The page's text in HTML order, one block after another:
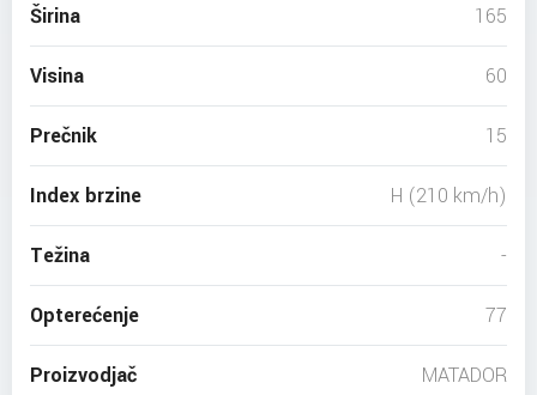
Širina 165
Visina 60
Prečnik 15
Index brzine H (210 km/h)
Težina -
Opterećenje 77
Proizvodjač MATADOR